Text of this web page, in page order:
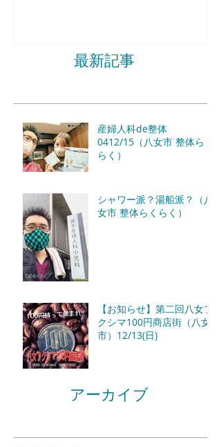
最新記事
産婦人科de整体
0412/15（八女市 整体らく
らく）
シャワー派？湯船派？（八
女市 整体らくらく）
【お知らせ】第二回八女フ
クシマ100円商店街（八女
市）12/13(日)
アーカイブ